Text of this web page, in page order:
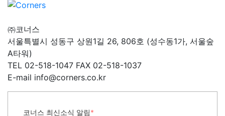
㈜코너스
서울특별시 성동구 상원1길 26, 806호 (성수동1가, 서울숲
A타워)
TEL 02-518-1047 FAX 02-518-1037
E-mail info@corners.co.kr
코너스 최신소식 알림*